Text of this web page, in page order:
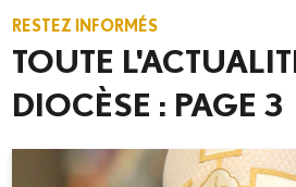
RESTEZ INFORMÉS
TOUTE
DIOCÈSE : PAGE 3